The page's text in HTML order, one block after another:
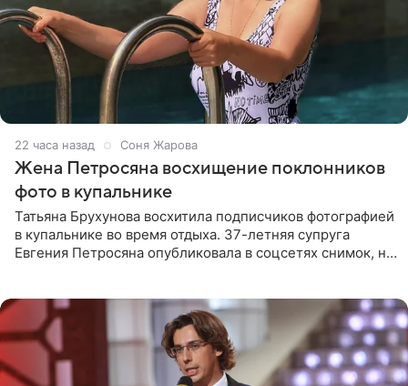
22 часа назад Соня Жарова
Жена Петросяна восхищение поклонников
фото в купальнике
Татьяна Брухунова восхитила подписчиков фотографией
в купальнике во время отдыха. 37-летняя супруга
Евгения Петросяна опубликовала в соцсетях снимок, на